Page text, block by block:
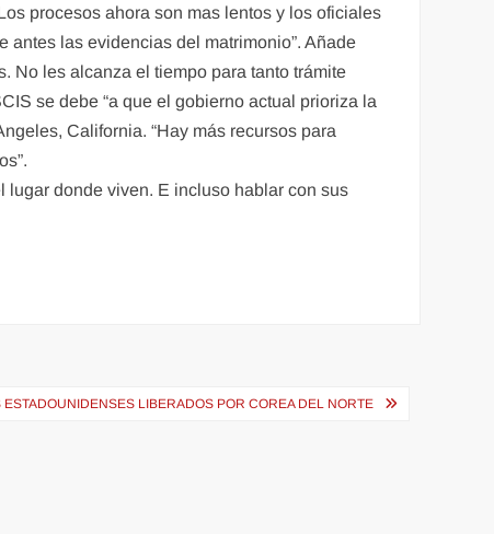
procesos ahora son mas lentos y los oficiales
antes las evidencias del matrimonio”. Añade
No les alcanza el tiempo para tanto trámite
se debe “a que el gobierno actual prioriza la
California. “Hay más recursos para
lugar donde viven. E incluso hablar con sus
LIBERADOS POR COREA DEL NORTE